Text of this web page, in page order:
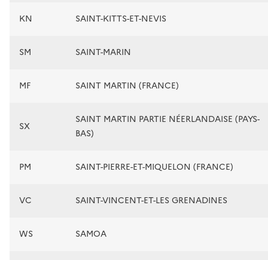
KN SAINT-KITTS-ET-NEVIS
SM SAINT-MARIN
MF SAINT MARTIN (FRANCE)
SX
SAINT MARTIN PARTIE NÉERLANDAISE (PAYS-
BAS)
PM SAINT-PIERRE-ET-MIQUELON (FRANCE)
VC SAINT-VINCENT-ET-LES GRENADINES
WS SAMOA